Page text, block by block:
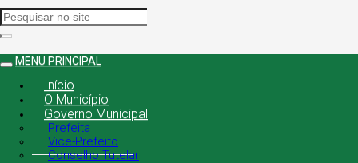
MENU PRINCIPAL
Início
O Município
Governo Municipal
Prefeita
Vice-Prefeito
Conselho Tutelar